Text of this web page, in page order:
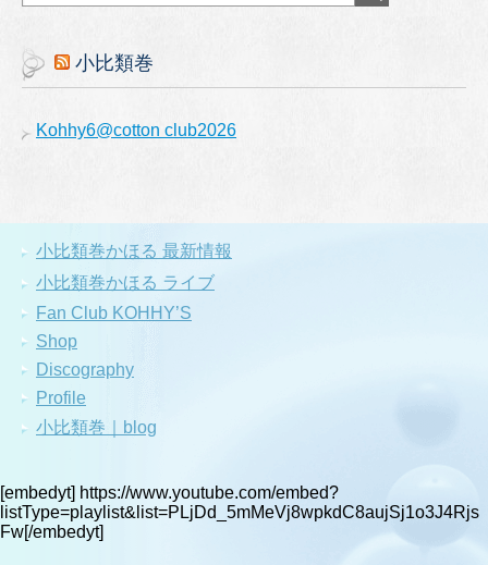
小比類巻
Kohhy6@cotton club2026
小比類巻かほる 最新情報
小比類巻かほる ライブ
Fan Club KOHHY’S
Shop
Discography
Profile
小比類巻｜blog
[embedyt] https://www.youtube.com/embed?
listType=playlist&list=PLjDd_5mMeVj8wpkdC8aujSj1o3J4Rjs
Fw[/embedyt]